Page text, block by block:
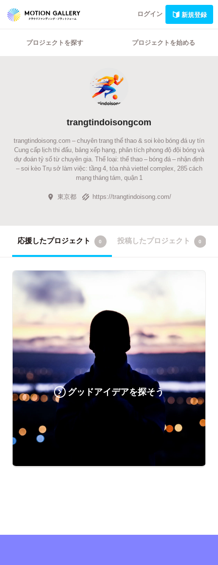
ログイン 新規登録
プロジェクトを探す プロジェクトを始める
trangtindoisongcom
trangtindoisong.com – chuyên trang thể thao & soi kèo bóng đá uy tín
Cung cấp lịch thi đấu, bảng xếp hạng, phân tích phong độ đội bóng và
dự đoán tỷ số từ chuyên gia. Thể loại: thể thao – bóng đá – nhận định
– soi kèo Trụ sở làm việc: tầng 4, tòa nhà viettel complex, 285 cách
mạng tháng tám, quận 1
東京都 https://trangtindoisong.com/
応援したプロジェクト 0 投稿したプロジェクト 0
グッドアイデアを探そう